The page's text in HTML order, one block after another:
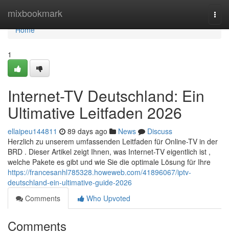
mixbookmark
Home
Home
1
Internet-TV Deutschland: Ein
Ultimative Leitfaden 2026
ellaipeu144811 89 days ago News
Discuss
Herzlich zu unserem umfassenden Leitfaden für Online-TV in der
BRD . Dieser Artikel zeigt Ihnen, was Internet-TV eigentlich ist ,
welche Pakete es gibt und wie Sie die optimale Lösung für Ihre
https://francesanhl785328.howeweb.com/41896067/iptv-
deutschland-ein-ultimative-guide-2026
Comments
Who Upvoted
Comments